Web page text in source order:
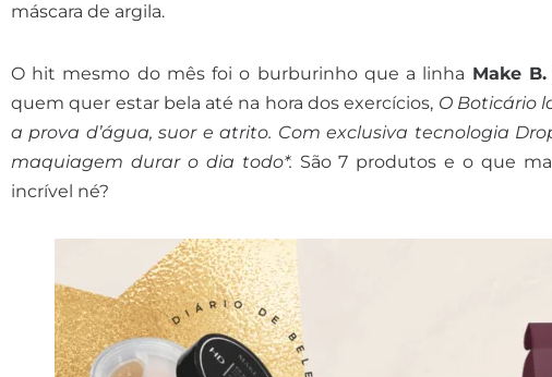
máscara de argila.
O hit mesmo do mês foi o burburinho que a linha Make
quem quer estar bela até na hora dos exercícios, O Boticário
a prova d’água, suor e atrito. Com exclusiva tecnologia
maquiagem durar o dia todo*. São 7 produtos e o que
incrível né?